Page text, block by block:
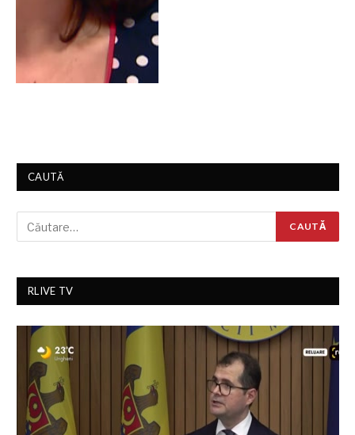
CAUTĂ
RLIVE TV